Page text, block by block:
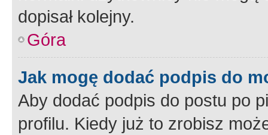
dopisał kolejny.
Góra
Jak mogę dodać podpis do
Aby dodać podpis do postu po
profilu. Kiedy już to zrobisz